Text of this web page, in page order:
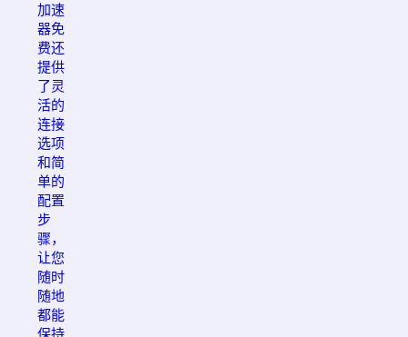
加速
器免
费还
提供
了灵
活的
连接
选项
和简
单的
配置
步
骤，
让您
随时
随地
都能